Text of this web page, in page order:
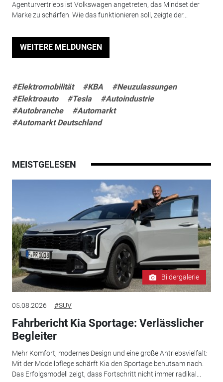
Agenturvertriebs ist Volkswagen angetreten, das Mindset der
Marke zu schärfen. Wie das funktionieren soll, zeigte der...
WEITERE MELDUNGEN
#Elektromobilität #KBA
#Neuzulassungen
#Elektroauto
#Tesla
#Autoindustrie
#Autobranche
#Automarkt
#Automarkt Deutschland
MEISTGELESEN
Bildergalerie
05.08.2026 #SUV
Fahrbericht Kia Sportage: Verlässlicher
Begleiter
Mehr Komfort, modernes Design und eine große Antriebsvielfalt:
Mit der Modellpflege schärft Kia den Sportage behutsam nach.
Das Erfolgsmodell zeigt, dass Fortschritt nicht immer radikal...